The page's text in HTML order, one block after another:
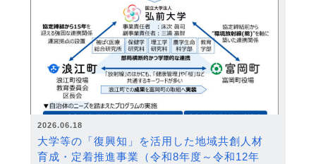
2026.06.18
大学等の「復興知」を活用した地域共創人材
育成・定着推進事業（令和8年度～令和12年